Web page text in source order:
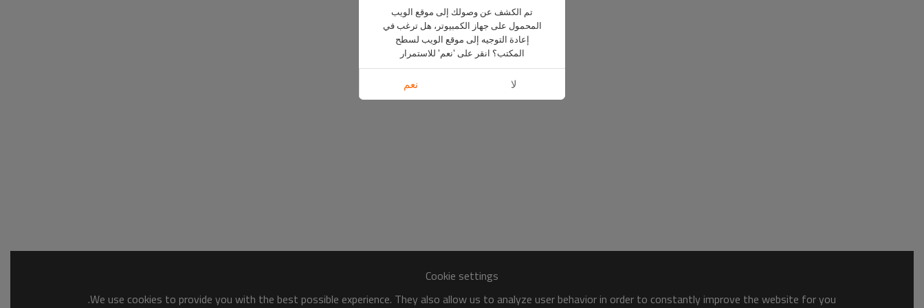
Cookie settings
We use cookies to provide you with the best possible experience. They also allow us to analyze user behavior in order to constantly improve the website for you.
تم الكشف عن وصولك إلى موقع الويب
المحمول على جهاز الكمبيوتر، هل ترغب في
إعادة التوجيه إلى موقع الويب لسطح
المكتب؟ انقر على 'نعم' للاستمرار
لا نعم